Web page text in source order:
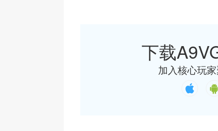
下载
加入核心玩